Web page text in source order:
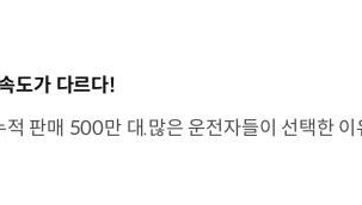
도가 다르다!